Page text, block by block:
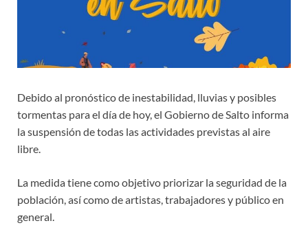
Debido al pronóstico de inestabilidad, lluvias y posibles
tormentas para el día de hoy, el Gobierno de Salto informa
la suspensión de todas las actividades previstas al aire
libre.
La medida tiene como objetivo priorizar la seguridad de la
población, así como de artistas, trabajadores y público en
general.